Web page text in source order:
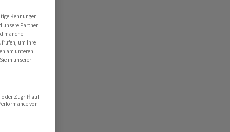
Kennungen
unsere Partner
manche
um Ihre
am unteren
in unserer
oder Zugriff auf
von